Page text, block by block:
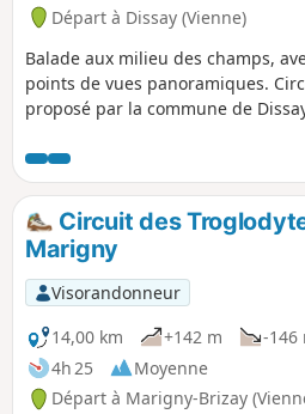
Départ à Dissay (Vienne)
Balade aux milieu des champs,
points de vues panoramiques.
proposé par la commune de
pédestrians.
Circuit des
Marigny
Visorandonneur
14,00 km
+142 m
-146
4h 25
Moyenne
Départ à Marigny-Brizay